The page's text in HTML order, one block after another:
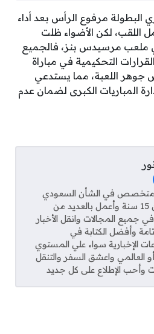
البطولة مرفوع الرأس بعد أداء
اللقب، لكن الأضواء ظلت
مرسيدس بنز، فالجميع
التحكيمية في مباراة
جوهر اللعبة، مما يستدعي
المباريات الكبرى لضمان عدم
في الشأن السعودي
أكتب من 15 سنة وأعمل بالعديد من
جميع المجالات وانقل الأخبار
وأفضل الكتابة في
الإخبارية سواء علي المستوي
العالمي واعشق السفر والتنقل
وأحب الإطلاع على كل جديد